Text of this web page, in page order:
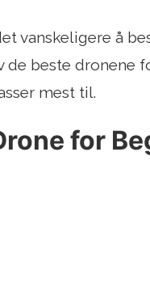
vanskeligere å
de beste dronene
mest til.
for